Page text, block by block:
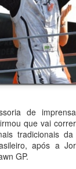
de
que vai
tradicionais
após a
GP.